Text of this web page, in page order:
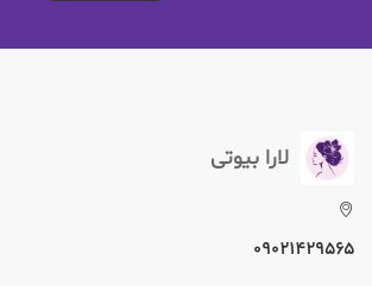
لارا بیوتی
09021429565